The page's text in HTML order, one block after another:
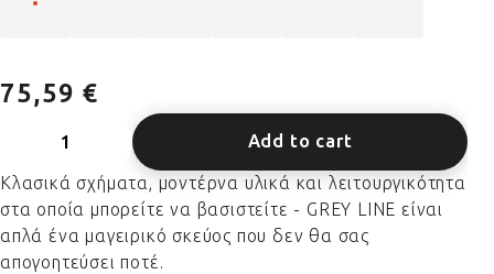
75,59 €
Add to cart
Κλασικά σχήματα, μοντέρνα υλικά και λειτουργικότητα
στα οποία μπορείτε να βασιστείτε - GREY LINE είναι
απλά ένα μαγειρικό σκεύος που δεν θα σας
απογοητεύσει ποτέ.